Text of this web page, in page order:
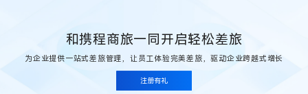
和携程商旅一同开启轻松差旅
为企业提供一站式差旅管理，让员工体验完美差旅，驱动企业跨越式增长
注册有礼